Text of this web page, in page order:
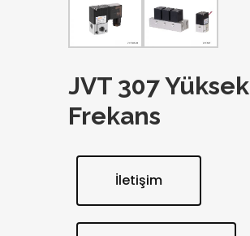
JVT 307 Yüksek
Frekans
İletişim